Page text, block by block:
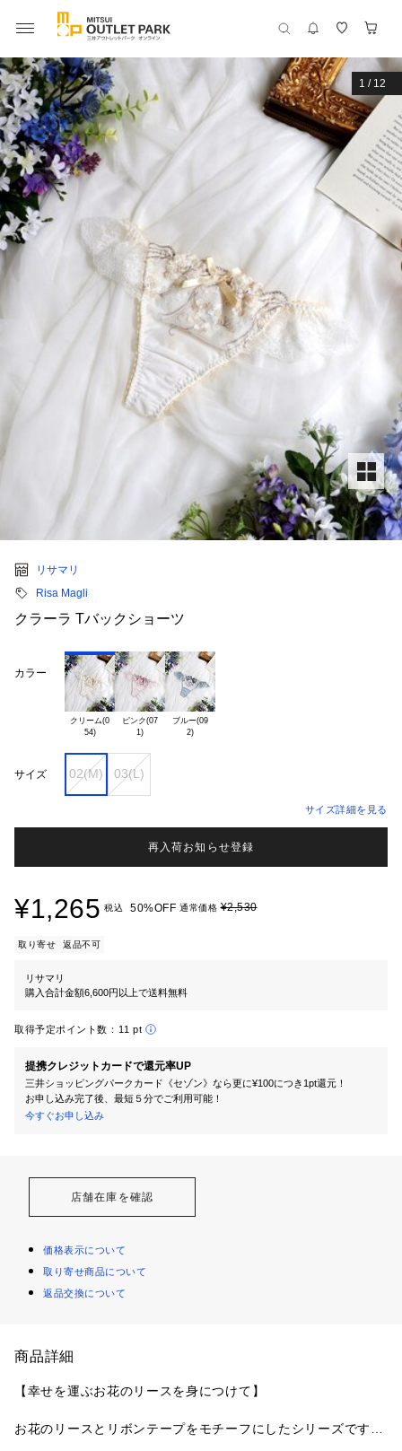
1 / 12
リサマリ
Risa Magli
クラーラ Tバックショーツ
カラー
クリーム(0
54)
ピンク(07
ブルー(09
サイズ 02(M) 03(L)
サイズ詳細を見る
再入荷お知らせ登録
¥1,265 税込 50%OFF 通常価格¥2,530
取り寄せ 返品不可
リサマリ
購入合計金額6,600円以上で送料無料
取得予定ポイント数： 11 pt
提携クレジットカードで還元率UP
三井ショッピングパークカード《セゾン》なら更に¥100につき1pt還元！
お申し込み完了後、最短５分でご利用可能！
今すぐお申し込み
店舗在庫を確認
価格表示について
取り寄せ商品について
返品交換について
商品詳細
【幸せを運ぶお花のリースを身につけて】
お花のリースとリボンテープをモチーフにしたシリーズです。